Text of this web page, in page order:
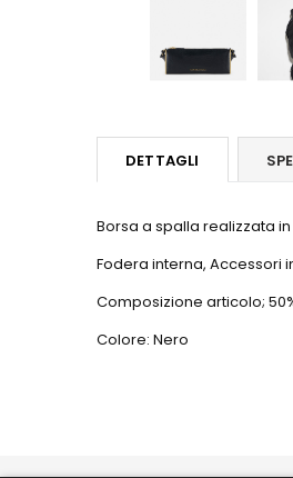
DETTAGLI
Borsa a spalla realizzata
Fodera interna, Accessori
Composizione articolo;
Colore: Nero